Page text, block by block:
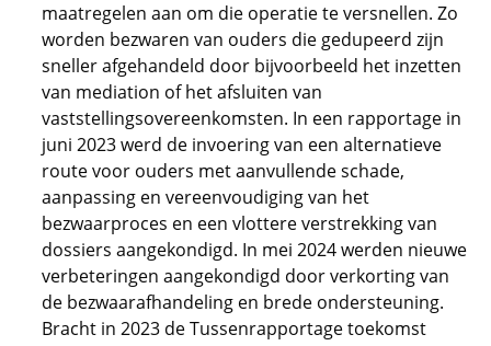
maatregelen aan om die operatie te versnellen. Zo
worden bezwaren van ouders die gedupeerd zijn
sneller afgehandeld door bijvoorbeeld het inzetten
van mediation of het afsluiten van
vaststellingsovereenkomsten. In een rapportage in
juni 2023 werd de invoering van een alternatieve
route voor ouders met aanvullende schade,
aanpassing en vereenvoudiging van het
bezwaarproces en een vlottere verstrekking van
dossiers aangekondigd. In mei 2024 werden nieuwe
verbeteringen aangekondigd door verkorting van
de bezwaarafhandeling en brede ondersteuning.
Bracht in 2023 de Tussenrapportage toekomst